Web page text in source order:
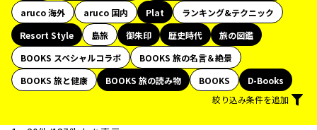
aruco 海外
aruco 国内 Plat
ランキング&テクニック
Resort Style
島旅 御朱印 歴史時代
旅の図鑑
BOOKS スペシャルコラボ
BOOKS 旅の名言＆絶景
BOOKS 旅と健康
BOOKS 旅の読み物 BOOKS
D-Books
絞り込み条件を追加